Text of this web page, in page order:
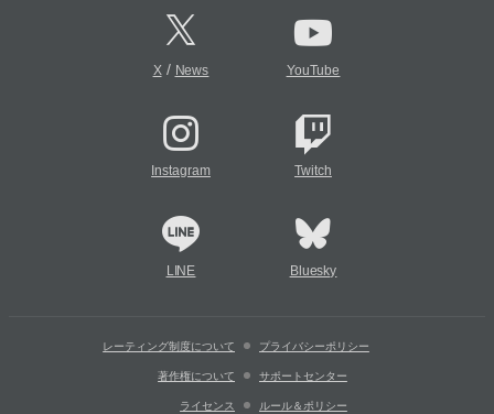
X/ News YouTube
Instagram Twitch
LINE Bluesky
レーティング制度について プライバシーポリシー
著作権について サポートセンター
ライセンス ルール＆ポリシー